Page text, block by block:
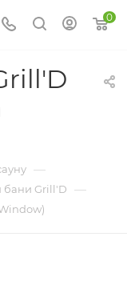
0
—
бани Grill'D —